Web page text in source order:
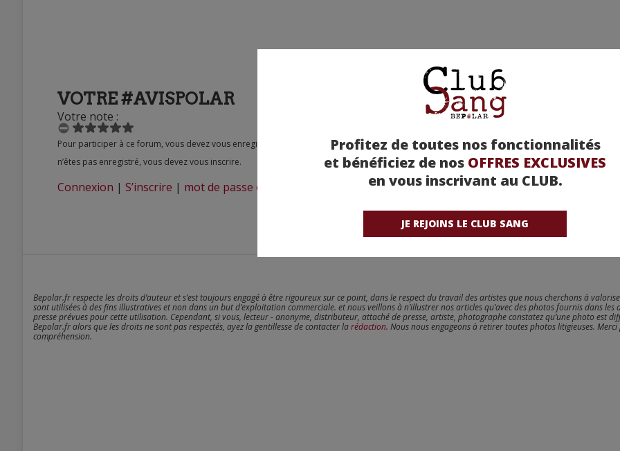
Profitez de toutes nos fonctionnalités
et bénéficiez de nos OFFRES EXCLUSIVES
en vous inscrivant au CLUB.
JE REJOINS LE CLUB SANG
VOTRE #AVISPOLAR
Votre note :
Pour participer à ce forum, vous devez vous enregistrer au préalable. Merci d’indiquer ci-dessous l’identifiant personnel qui vous a été fourni. Si vous
n’êtes pas enregistré, vous devez vous inscrire.
Connexion | S’inscrire | mot de passe oublié ?
Bepolar.fr respecte les droits d’auteur et s’est toujours engagé à être rigoureux sur ce point, dans le respect du travail des artistes que nous cherchons à
sont utilisées à des fins illustratives et non dans un but d’exploitation commerciale. et nous veillons à n’illustrer nos articles qu’avec des photos fournis dans les
presse prévues pour cette utilisation. Cependant, si vous, lecteur - anonyme, distributeur, attaché de presse, artiste, photographe constatez qu’une photo est
Bepolar.fr alors que les droits ne sont pas respectés, ayez la gentillesse de contacter larédaction. Nous nous engageons à retirer toutes photos litigieuses.
compréhension.